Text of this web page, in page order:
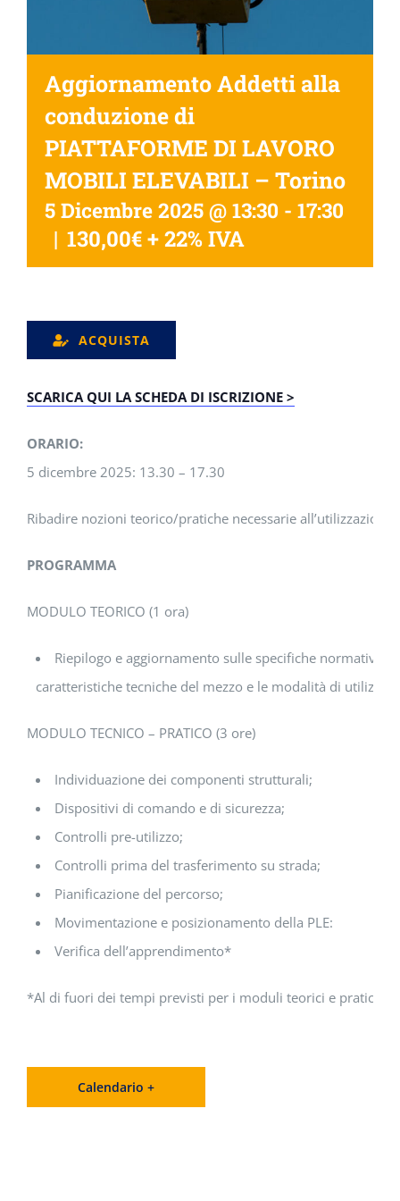
Aggiornamento Addetti alla
conduzione di
PIATTAFORME DI LAVORO
MOBILI ELEVABILI – Torino
5 Dicembre 2025 @ 13:30 - 17:30
| 130,00€ + 22% IVA
ACQUISTA
SCARICA QUI LA SCHEDA DI ISCRIZIONE >
ORARIO:
5 dicembre 2025: 13.30 – 17.30
Ribadire nozioni teorico/pratiche necessarie
PROGRAMMA
MODULO TEORICO (1 ora)
Riepilogo e aggiornamento sulle specifiche normative
caratteristiche tecniche del mezzo e le modalità di utilizzo
MODULO TECNICO – PRATICO (3 ore)
Individuazione dei componenti strutturali;
Dispositivi di comando e di sicurezza;
Controlli pre-utilizzo;
Controlli prima del trasferimento su strada;
Pianificazione del percorso;
Movimentazione e posizionamento della PLE:
Verifica dell’apprendimento*
*Al di fuori dei tempi previsti per i moduli teorici e pratici.
Calendario +